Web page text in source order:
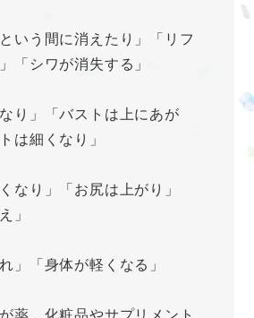
いう間に消えたり」「リフ
「シワが消失する」
り」「バストは上にあが
は細くなり」
なり」「お尻は上がり」
」
」「身体が軽くなる」